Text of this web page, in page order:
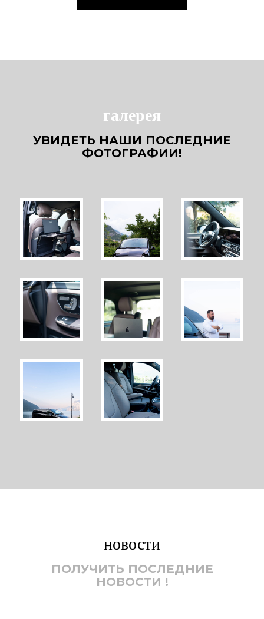
галерея
УВИДЕТЬ НАШИ ПОСЛЕДНИЕ
ФОТОГРАФИИ!
новости
ПОЛУЧИТЬ ПОСЛЕДНИЕ
НОВОСТИ !